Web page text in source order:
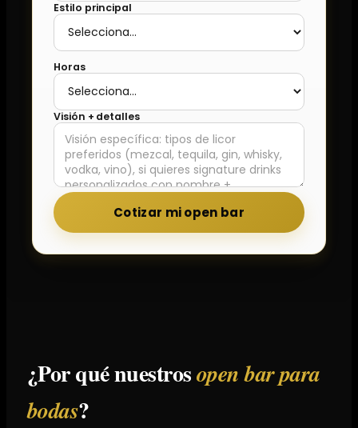
Estilo principal
Horas
Visión + detalles
Cotizar mi open bar
¿Por qué nuestrosopen bar para
bodas?